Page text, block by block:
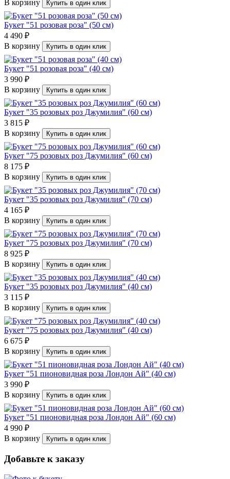
В корзину Купить в один клик
Букет "51 розовая роза" (50 см)
4 490 ₽
В корзину
Купить в один клик
Букет "51 розовая роза" (40 см)
3 990 ₽
В корзину
Купить в один клик
Букет "35 розовых роз Джумилия" (60 см)
3 815 ₽
В корзину
Купить в один клик
Букет "75 розовых роз Джумилия" (60 см)
8 175 ₽
В корзину
Купить в один клик
Букет "35 розовых роз Джумилия" (70 см)
4 165 ₽
В корзину
Купить в один клик
Букет "75 розовых роз Джумилия" (70 см)
8 925 ₽
В корзину
Купить в один клик
Букет "35 розовых роз Джумилия" (40 см)
3 115 ₽
В корзину
Купить в один клик
Букет "75 розовых роз Джумилия" (40 см)
6 675 ₽
В корзину
Купить в один клик
Букет "51 пионовидная роза Лондон Ай" (40 см)
3 990 ₽
В корзину
Купить в один клик
Букет "51 пионовидная роза Лондон Ай" (60 см)
4 990 ₽
В корзину
Купить в один клик
Добавьте к заказу